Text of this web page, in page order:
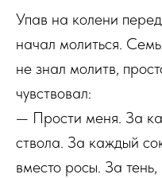
Упав на колени
начал молиться.
не знал молитв,
чувствовал:
— Прости меня. За
ствола. За каждый
вместо росы. За